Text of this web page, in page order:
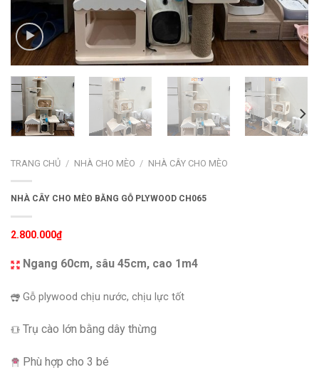
TRANG CHỦ / NHÀ CHO MÈO / NHÀ CÂY CHO MÈO
NHÀ CÂY CHO MÈO BẰNG GỖ PLYWOOD CH065
2.800.000₫
Ngang 60cm, sâu 45cm, cao 1m4
Gỗ plywood chịu nước, chịu lực tốt
Trụ cào lớn bằng dây thừng
Phù hợp cho 3 bé